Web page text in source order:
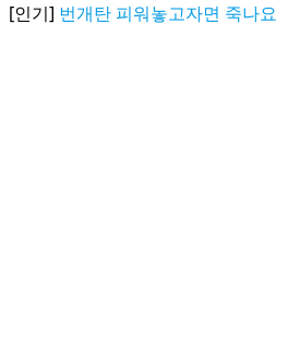
[인기] 번개탄 피워놓고자면 죽나요